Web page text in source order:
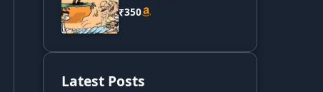
₹350
Latest Posts